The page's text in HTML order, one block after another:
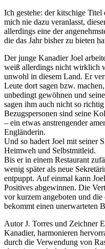
Ich gestehe: der kitschige Titel
mich nie dazu veranlasst,
allerdings eine der
die das Jahr bisher zu bieten
Der junge Kanadier Joel
weiß allerdings nicht wirklich
unwohl in diesem Land. Er
Leute dort sagen bzw.
unbedingt gewöhnen und
sagen ihm auch nicht so
Bezugspersonen sind seine
– ein etwas anstrengender
Engländerin.
Und so hadert Joel mit seiner
Heimweh und Selbstmitleid.
Bis er in einem Restaurant
wenig später als neue
entpuppt. Auf einmal kann
Positives abgewinnen. Die
vor kurzem angeboten und die
bekommt einen unerwarteten
Autor J. Torres und Zeichner
Kanadier, harmonieren
durch die Verwendung von